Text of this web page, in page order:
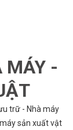
MÁY -
trữ - Nhà máy
sản xuất vật